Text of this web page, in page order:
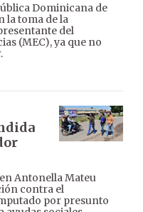
Dominicana de
la toma de la
del
(MEC), ya que no
Antonella Mateu
contra el
por presunto